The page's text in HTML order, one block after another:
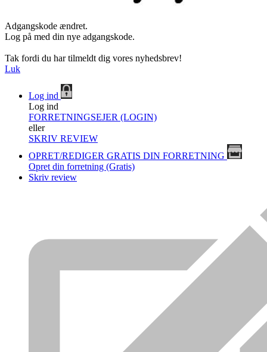
Adgangskode ændret.
Log på med din nye adgangskode.
Tak fordi du har tilmeldt dig vores nyhedsbrev!
Luk
Log ind
Log ind
FORRETNINGSEJER (LOGIN)
eller
SKRIV REVIEW
OPRET/REDIGER GRATIS DIN FORRETNING
Opret din forretning (Gratis)
Skriv review